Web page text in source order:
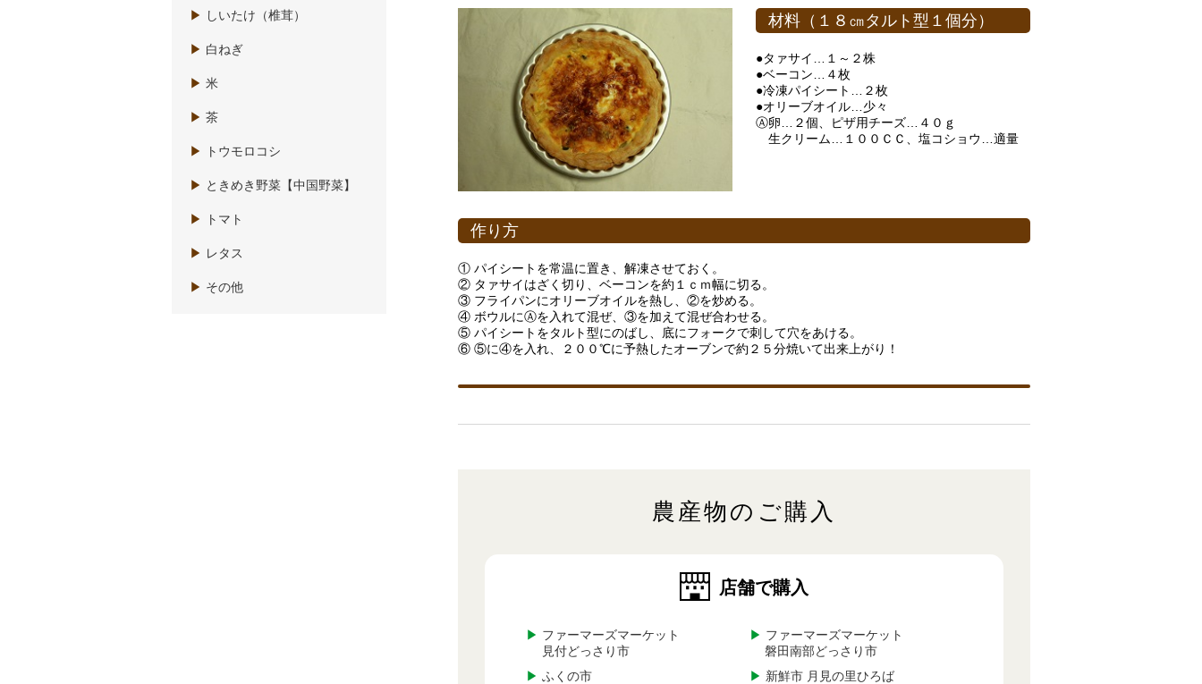
材料（１８㎝タルト型１個分）
●タァサイ…１～２株
●ベーコン…４枚
●冷凍パイシート…２枚
●オリーブオイル…少々
Ⓐ卵…２個、ピザ用チーズ…４０ｇ
生クリーム…１００ＣＣ、塩コショウ…適量
作り方
① パイシートを常温に置き、解凍させておく。
② タァサイはざく切り、ベーコンを約１ｃｍ幅に切る。
③ フライパンにオリーブオイルを熱し、②を炒める。
④ ボウルにⒶを入れて混ぜ、③を加えて混ぜ合わせる。
⑤ パイシートをタルト型にのばし、底にフォークで刺して穴をあける。
⑥ ⑤に④を入れ、２００℃に予熱したオーブンで約２５分焼いて出来上がり！
農産物のご購入
店舗で購入
▶ ファーマーズマーケット
見付どっさり市
▶ ファーマーズマーケット
磐田南部どっさり市
▶ ふくの市 ▶ 新鮮市 月見の里ひろば
▶ しいたけ（椎茸）
▶ 白ねぎ
▶ 米
▶ 茶
▶ トウモロコシ
▶ ときめき野菜【中国野菜】
▶ トマト
▶ レタス
▶ その他